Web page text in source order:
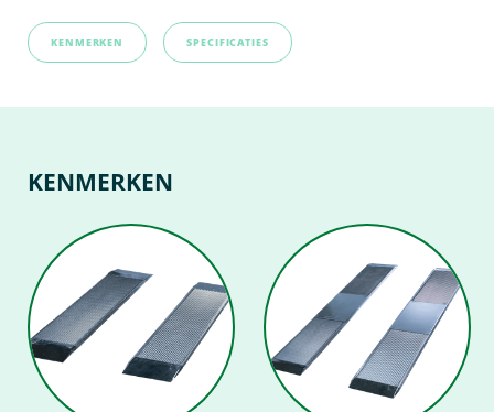
KENMERKEN SPECIFICATIES
KENMERKEN